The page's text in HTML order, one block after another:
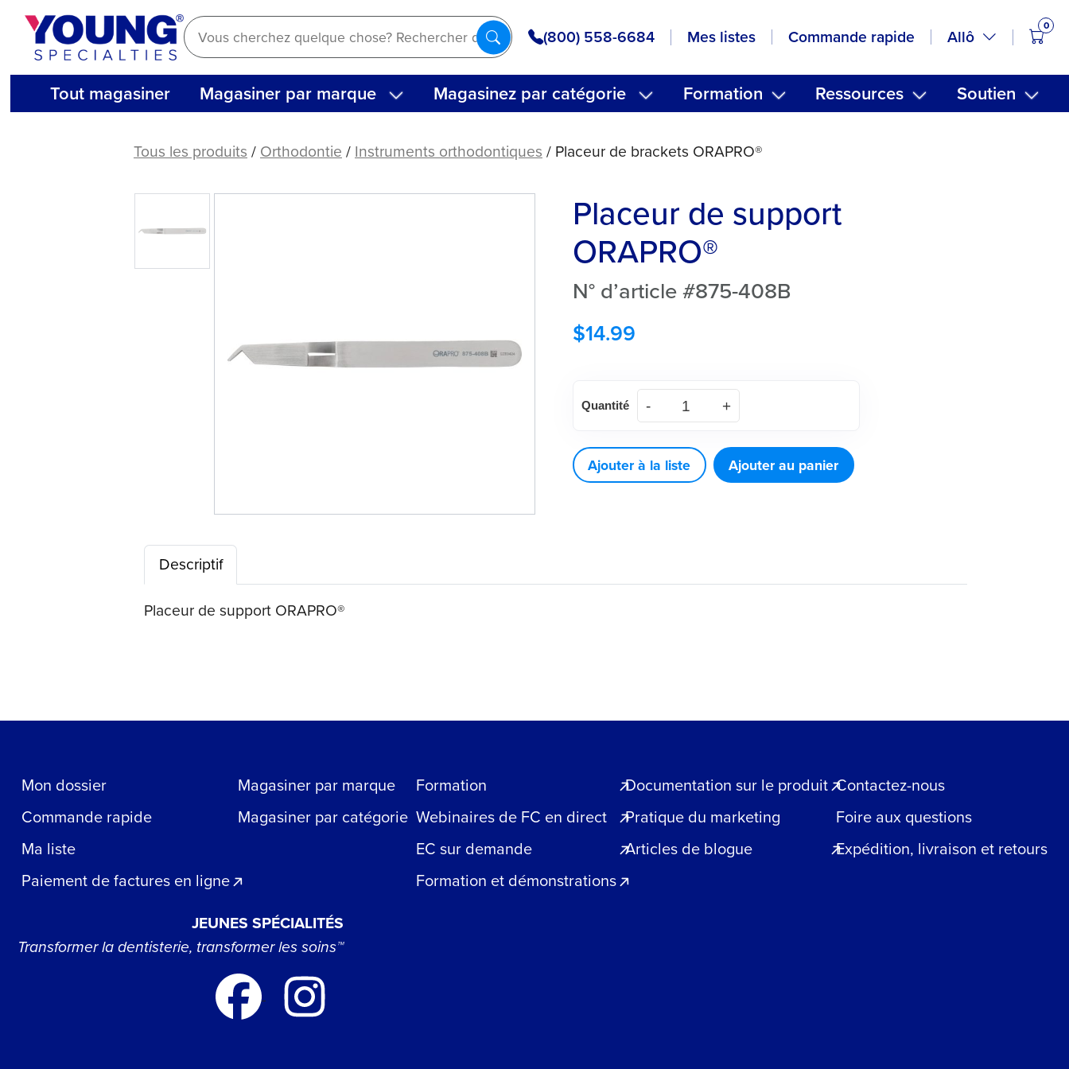
Aller
contenu
(800) 558-6684 Mes listes Commande rapide Allô
0
Tout magasiner Magasiner par marque Magasinez par catégorie Formation Ressources Soutien
ORAPRO®
Tous les produits/Orthodontie/Instruments orthodontiques/ Placeur de brackets ORAPRO®
Placeur de support
ORAPRO®
N° d’article #875-408B
$14.99
de
de
support
Quantité
Ajouter à la liste Ajouter au panier
Descriptif
Placeur de support ORAPRO®
Mon dossier
Commande rapide
Ma liste
Paiement de factures en ligne
Magasiner par marque
Magasiner par catégorie
Formation
Webinaires de FC en direct
EC sur demande
Formation et démonstrations
Documentation sur le produit
Pratique du marketing
Articles de blogue
Contactez-nous
Foire aux questions
Expédition, livraison et retours
JEUNES SPÉCIALITÉS
Transformer la dentisterie, transformer les soins™